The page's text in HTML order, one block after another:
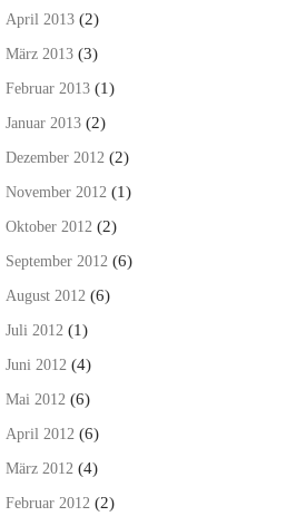
April 2013 (2)
März 2013 (3)
Februar 2013 (1)
Januar 2013 (2)
Dezember 2012 (2)
November 2012 (1)
Oktober 2012 (2)
September 2012 (6)
August 2012 (6)
Juli 2012 (1)
Juni 2012 (4)
Mai 2012 (6)
April 2012 (6)
März 2012 (4)
Februar 2012 (2)